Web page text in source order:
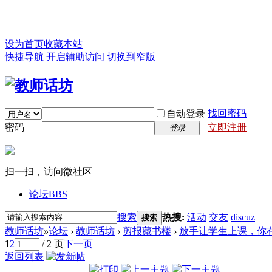
设为首页收藏本站
快捷导航 开启辅助访问 切换到窄版
自动登录 找回密码
密码
登录 立即注册
扫一扫，访问微社区
论坛BBS
搜索 搜索 热搜: 活动 交友 discuz
教师话坊»论坛 › 教师话坊 › 剪报藏书楼 › 放手让学生上课，你
12 / 2 页下一页
返回列表